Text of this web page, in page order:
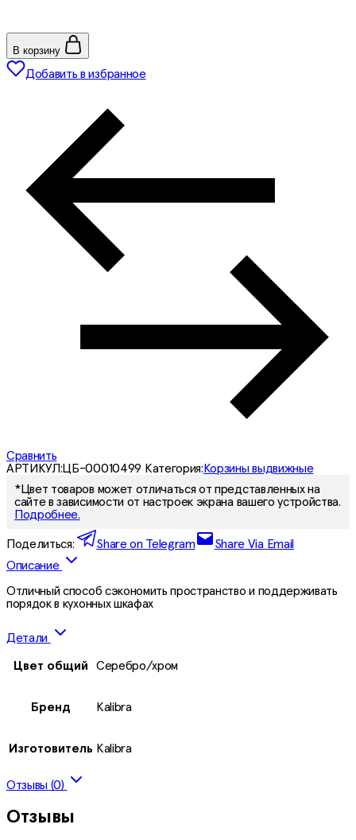
В корзину
Добавить в избранное
Сравнить
АРТИКУЛ:ЦБ-00010499 Категория: Корзины выдвижные
*Цвет товаров может отличаться от представленных на
сайте в зависимости от настроек экрана вашего устройства.
Подробнее.
Поделиться: Share on Telegram
Share Via Email
Описание
Отличный способ сэкономить пространство и поддерживать
порядок в кухонных шкафах
Детали
Цвет общий Серебро/хром
Бренд Kalibra
Изготовитель Kalibra
Отзывы (0)
Отзывы